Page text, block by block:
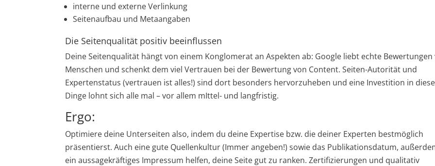
interne und externe Verlinkung
Seitenaufbau und Metaangaben
Die Seitenqualität positiv beeinflussen
Deine Seitenqualität hängt von einem Konglomerat an Aspekten ab: Google liebt echte Bewertungen
Menschen und schenkt dem viel Vertrauen bei der Bewertung von Content. Seiten-Autorität und
Expertenstatus (vertrauen ist alles!) sind dort besonders hervorzuheben und eine Investition in diese
Dinge lohnt sich alle mal – vor allem mIttel- und langfristig.
Ergo:
Optimiere deine Unterseiten also, indem du deine Expertise bzw. die deiner Experten bestmöglich
präsentierst. Auch eine gute Quellenkultur (Immer angeben!) sowie das Publikationsdatum,
ein aussagekräftiges Impressum helfen, deine Seite gut zu ranken. Zertifizierungen und qualitativ